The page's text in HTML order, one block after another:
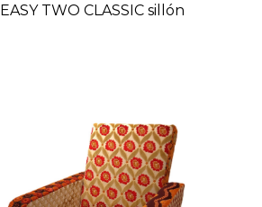
EASY TWO CLASSIC sillón